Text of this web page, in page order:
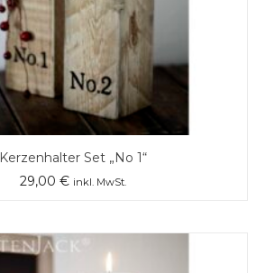
Kerzenhalter Set „No 1“
29,00 € inkl. MwSt.